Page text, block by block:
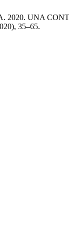
A. 2020. UNA
35–65.